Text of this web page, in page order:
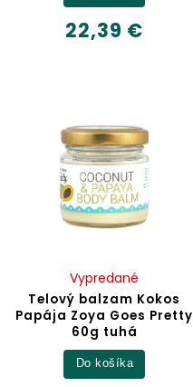
22,39 €
Telový balzam Kokos
Papája Zoya Goes Pretty
60g tuhá
Vypredané
Do košíka